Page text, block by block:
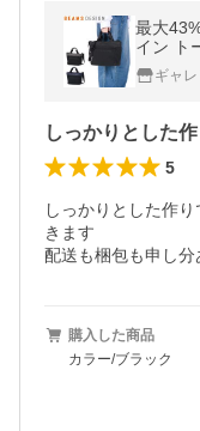
最大
イン ト
BEAMS
人 A5
ギャ
5
しっかりとした作
きます
配送も梱包も申し分
購入した商品
カラー/ブラック